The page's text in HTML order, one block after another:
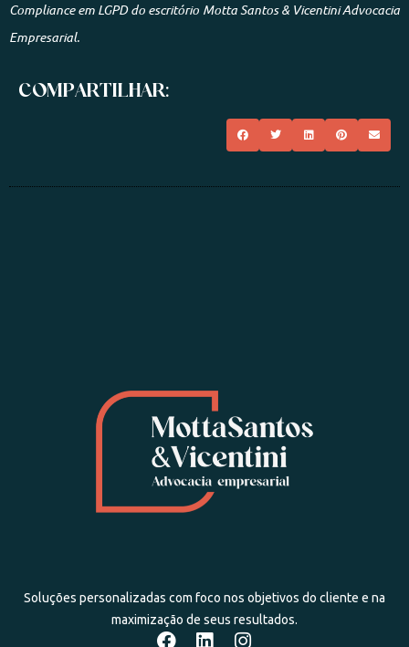
Compliance em LGPD do escritório Motta Santos & Vicentini Advocacia
Empresarial.
COMPARTILHAR:
Soluções personalizadas com foco nos objetivos do cliente e na
maximização de seus resultados.